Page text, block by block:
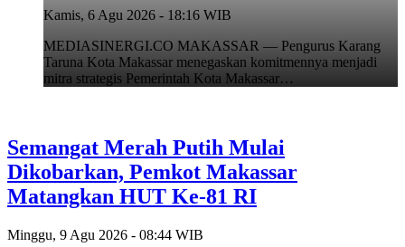
Kamis, 6 Agu 2026 - 18:16 WIB
MEDIASINERGI.CO MAKASSAR — Pengurus Karang
Taruna Kota Makassar menegaskan komitmennya menjadi
mitra strategis Pemerintah Kota Makassar…
Semangat Merah Putih Mulai
Dikobarkan, Pemkot Makassar
Matangkan HUT Ke-81 RI
Minggu, 9 Agu 2026 - 08:44 WIB